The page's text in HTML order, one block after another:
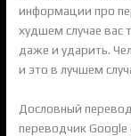
информации про
худшем случае вас
даже и ударить.
и это в лучшем
Дословный
переводчик Google